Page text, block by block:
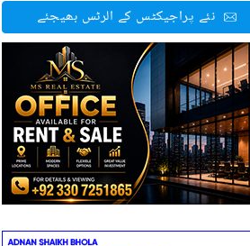
نئے پراجیکٹس کے الرٹس بھیجئے